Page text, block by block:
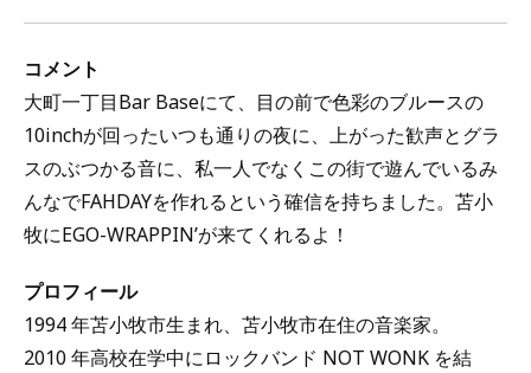
コメント
大町一丁目Bar Baseにて、目の前で色彩のブルースの
10inchが回ったいつも通りの夜に、上がった歓声とグラ
スのぶつかる音に、私一人でなくこの街で遊んでいるみ
んなでFAHDAYを作れるという確信を持ちました。苫小
牧にEGO-WRAPPIN’が来てくれるよ！
プロフィール
1994 年苫小牧市生まれ、苫小牧市在住の音楽家。
2010 年高校在学中にロックバンド NOT WONK を結